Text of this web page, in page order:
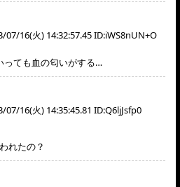
07/16(火) 14:32:57.45 ID:iWS8nUN+O
ても血の匂いがする…
07/16(火) 14:35:45.81 ID:Q6ljJsfp0
れたの？